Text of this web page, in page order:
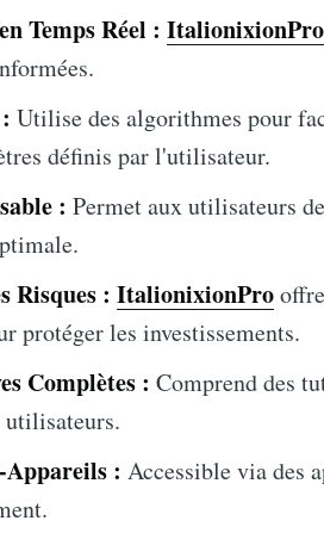
Temps Réel : ItalionixionPro
Utilise des algorithmes pour
définis par l'utilisateur.
: Permet aux utilisateurs
Risques : ItalionixionPro
protéger les investissements.
Complètes : Comprend des
utilisateurs.
: Accessible via des